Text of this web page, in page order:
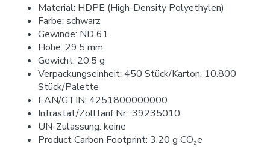
Material: HDPE (High-Density Polyethylen)
Farbe: schwarz
Gewinde: ND 61
Höhe: 29,5 mm
Gewicht: 20,5 g
Verpackungseinheit: 450 Stück/Karton, 10.800
Stück/Palette
EAN/GTIN: 4251800000000
Intrastat/Zolltarif Nr.: 39235010
UN-Zulassung: keine
Product Carbon Footprint: 3.20 g CO₂e